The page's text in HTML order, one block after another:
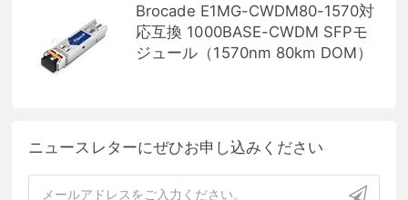
Brocade E1MG-CWDM80-1570対
応互換 1000BASE-CWDM SFPモ
ジュール（1570nm 80km DOM）
ニュースレターにぜひお申し込みください